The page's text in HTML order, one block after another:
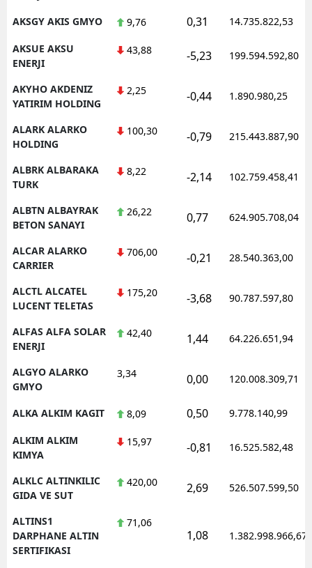
AKSGY AKIS GMYO
9,76 0,31 14.735.822,53
AKSUE AKSU
ENERJI
43,88 -5,23 199.594.592,80
AKYHO AKDENIZ
YATIRIM HOLDING
2,25 -0,44 1.890.980,25
ALARK ALARKO
HOLDING
100,30 -0,79 215.443.887,90
ALBRK ALBARAKA
TURK
8,22 -2,14 102.759.458,41
ALBTN ALBAYRAK
BETON SANAYI
26,22 0,77 624.905.708,04
ALCAR ALARKO
CARRIER
706,00 -0,21 28.540.363,00
ALCTL ALCATEL
LUCENT TELETAS
175,20 -3,68 90.787.597,80
ALFAS ALFA SOLAR
ENERJI
42,40 1,44 64.226.651,94
ALGYO ALARKO
GMYO
3,34 0,00 120.008.309,71
ALKA ALKIM KAGIT 8,09 0,50 9.778.140,99
ALKIM ALKIM
KIMYA
15,97 -0,81 16.525.582,48
ALKLC ALTINKILIC
GIDA VE SUT
420,00 2,69 526.507.599,50
ALTINS1
DARPHANE ALTIN
SERTIFIKASI
71,06
1,08 1.382.998.966,67